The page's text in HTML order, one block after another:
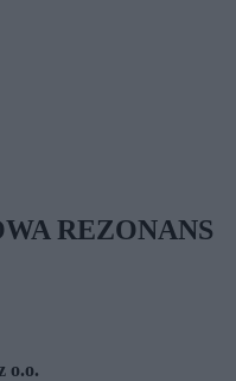
REZONANS
o.o.